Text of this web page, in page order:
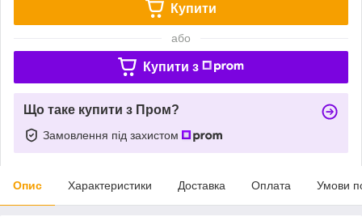
Купити
або
Купити з
Що таке купити з Пром?
Замовлення під захистом
Опис Характеристики Доставка Оплата Умови